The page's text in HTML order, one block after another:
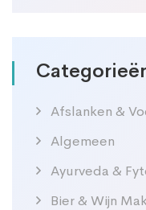
Afslanken &
Algemeen
Ayurveda &
Bier & Wijn